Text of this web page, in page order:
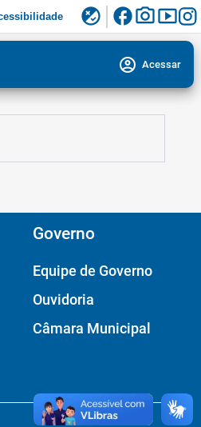
flaky facebookphoto_camerasmart_display
account_circle Acessar
Governo
Equipe de Governo
Ouvidoria
Câmara Municipal